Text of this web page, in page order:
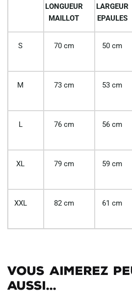
LONGUEUR
MAILLOT
LARGEUR
EPAULES
S 70 cm 50 cm
M 73 cm 53 cm
L 76 cm 56 cm
XL 79 cm 59 cm
XXL 82 cm 61 cm
Vous aimerez
aussi...